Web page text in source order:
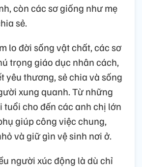
còn các sơ giống như mẹ
sẻ.
lo đời sống vật chất, các sơ
trọng giáo dục nhân cách,
yêu thương, sẻ chia và sống
xung quanh. Từ những
tuổi cho đến các anh chị lớn
giúp công việc chung,
và giữ gìn vệ sinh nơi ở.
người xúc động là dù chỉ